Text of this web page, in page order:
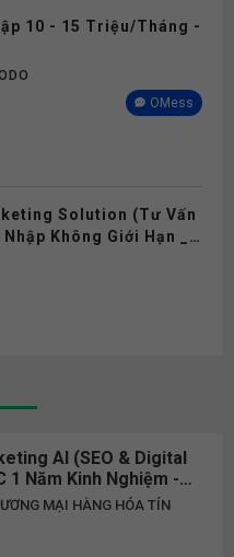
10 - 15 Triệu/Tháng -
OMess
Solution (Tư Vấn
Không Giới Hạn _
AI (SEO & Digital
1 Năm Kinh Nghiệm -
Triệu - Đà Nẵng
MẠI HÀNG HÓA TÍN